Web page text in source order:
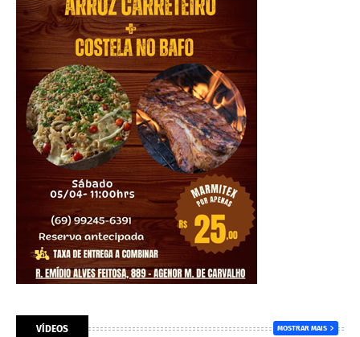
VÍDEOS MOSTRAR MAIS